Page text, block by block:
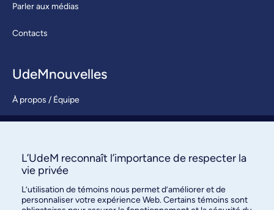
Parler aux médias
Contacts
UdeMnouvelles
À propos / Équipe
S’abonner
L’UdeM reconnaît l’importance de respecter la
vie privée
L’utilisation de témoins nous permet d’améliorer et de
personnaliser votre expérience Web. Certains témoins sont